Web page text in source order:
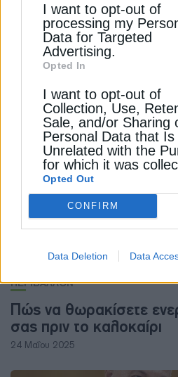
disclose it to other third
I want to opt-out of
processing my
Data for Targeted
Advertising.
Opted In
I want to opt-out of
Collection, Use,
Sale, and/or Sharing
Personal Data that Is
Unrelated with the
for which it was
Opted Out
CONFIRM
Data Deletion Data
ΠΕΡΙΒΑΛΛΟΝ
Εξοικονόμηση
απήχηση στη βιομηχανία
14 Οκτωβρίου 2025
ΠΕΡΙΒΑΛΛΟΝ
Πώς να θωρακίσετε
σας πριν το καλοκαίρι
24 Μαΐου 2025